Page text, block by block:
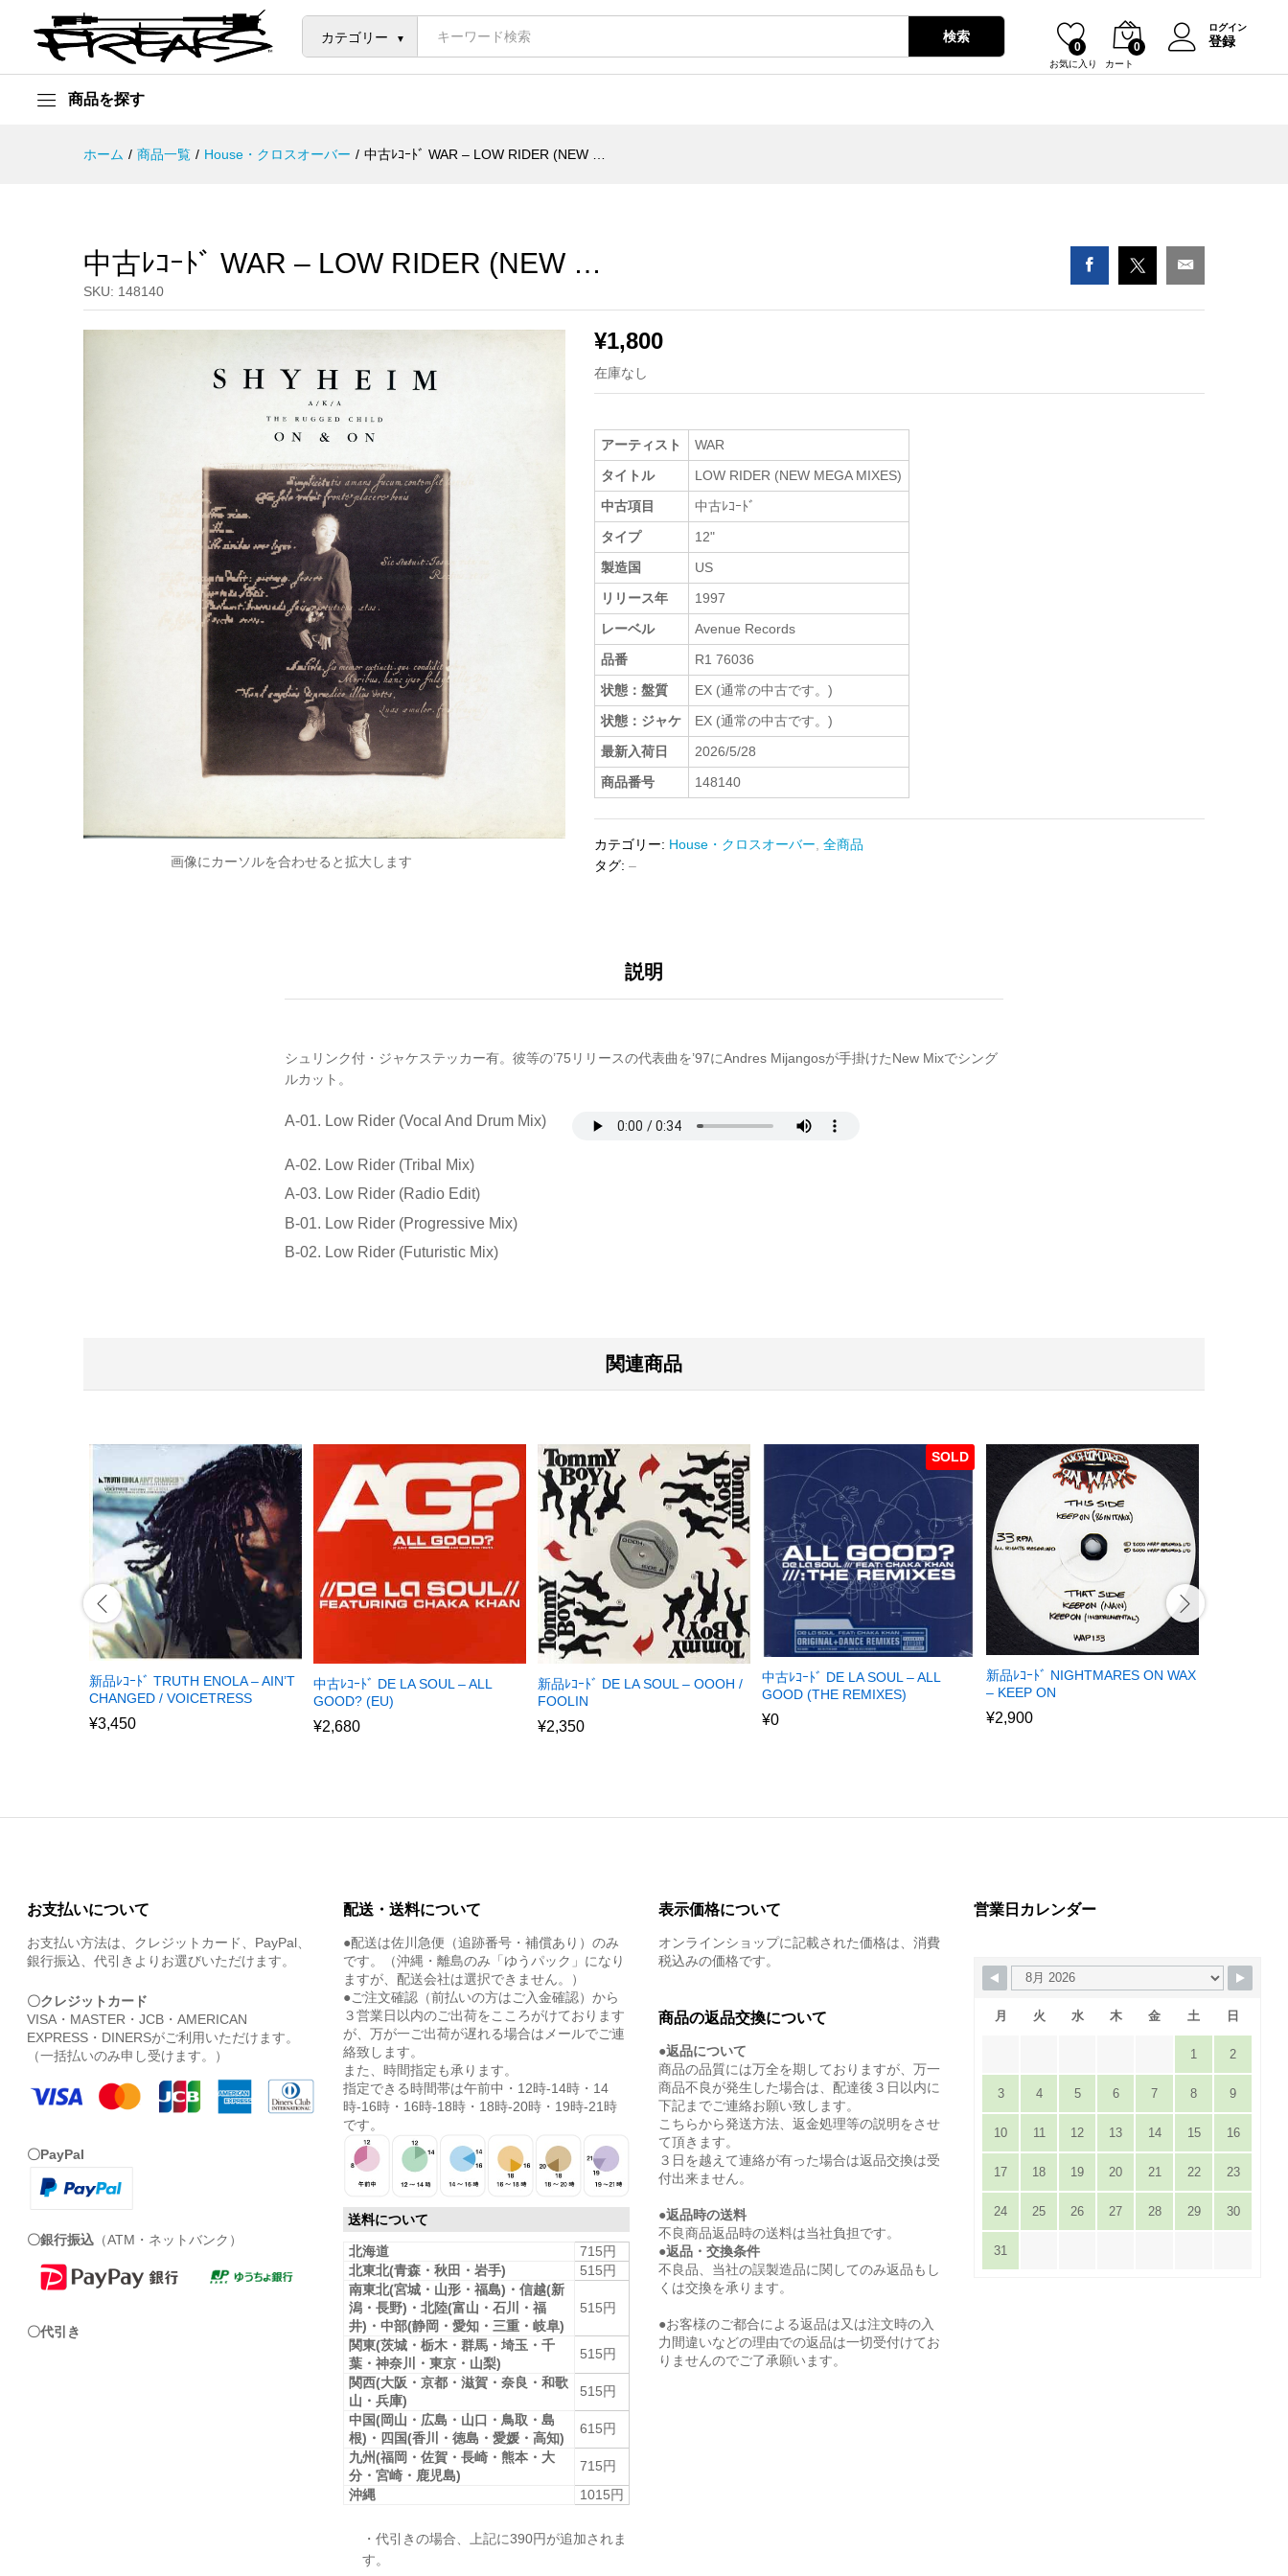
カテゴリー 検索
お気に入り
0
カート
0
ログイン
登録
商品を探す
ホーム / 商品一覧 / House・クロスオーバー / 中古ﾚｺｰﾄﾞ WAR – LOW RIDER (NEW …
中古ﾚｺｰﾄﾞ WAR – LOW RIDER (NEW …
SKU: 148140
画像にカーソルを合わせると拡大します
¥1,800
在庫なし
アーティスト
WAR
タイトル
LOW RIDER (NEW MEGA MIXES)
中古項目
中古ﾚｺｰﾄﾞ
タイプ
12"
製造国
US
リリース年
1997
レーベル
Avenue Records
品番
R1 76036
状態：盤質
EX (通常の中古です。)
状態：ジャケ
EX (通常の中古です。)
最新入荷日
2026/5/28
商品番号
148140
カテゴリー: House・クロスオーバー ,全商品
タグ:–
説明
シュリンク付・ジャケステッカー有。彼等の’75リリースの代表曲を’97にAndres Mijangosが手掛けたNew Mixでシング
ルカット。
A-01. Low Rider (Vocal And Drum Mix)
A-02. Low Rider (Tribal Mix)
A-03. Low Rider (Radio Edit)
B-01. Low Rider (Progressive Mix)
B-02. Low Rider (Futuristic Mix)
関連商品
新品ﾚｺｰﾄﾞ TRUTH ENOLA – AIN’T
CHANGED / VOICETRESS
¥3,450
中古ﾚｺｰﾄﾞ DE LA SOUL – ALL
GOOD? (EU)
¥2,680
新品ﾚｺｰﾄﾞ DE LA SOUL – OOOH /
FOOLIN
¥2,350
SOLD
中古ﾚｺｰﾄﾞ DE LA SOUL – ALL
GOOD (THE REMIXES)
¥0
新品ﾚｺｰﾄﾞ NIGHTMARES ON WAX
– KEEP ON
¥2,900
お支払いについて
お支払い方法は、クレジットカード、PayPal、
銀行振込、代引きよりお選びいただけます。
〇クレジットカード
VISA・MASTER・JCB・AMERICAN
EXPRESS・DINERSがご利用いただけます。
（一括払いのみ申し受けます。）
〇PayPal
〇銀行振込 （ATM・ネットバンク）
〇代引き
配送・送料について
●配送は佐川急便（追跡番号・補償あり）のみ
です。（沖縄・離島のみ「ゆうパック」になり
ますが、配送会社は選択できません。）
●ご注文確認（前払いの方はご入金確認）から
３営業日以内のご出荷をこころがけております
が、万が一ご出荷が遅れる場合はメールでご連
絡致します。
また、時間指定も承ります。
指定できる時間帯は午前中・12時-14時・14
時-16時・16時-18時・18時-20時・19時-21時
です。
送料について
北海道
715円
北東北(青森・秋田・岩手)
515円
南東北(宮城・山形・福島)・信越(新
潟・長野)・北陸(富山・石川・福
井)・中部(静岡・愛知・三重・岐阜)
515円
関東(茨城・栃木・群馬・埼玉・千
葉・神奈川・東京・山梨)
515円
関西(大阪・京都・滋賀・奈良・和歌
山・兵庫)
515円
中国(岡山・広島・山口・鳥取・島
根)・四国(香川・徳島・愛媛・高知)
615円
九州(福岡・佐賀・長崎・熊本・大
分・宮崎・鹿児島)
715円
沖縄
1015円
・代引きの場合、上記に390円が追加されま
す。
表示価格について
オンラインショップに記載された価格は、消費
税込みの価格です。
商品の返品交換について
●返品について
商品の品質には万全を期しておりますが、万一
商品不良が発生した場合は、配達後３日以内に
下記までご連絡お願い致します。
こちらから発送方法、返金処理等の説明をさせ
て頂きます。
３日を越えて連絡が有った場合は返品交換は受
付出来ません。
●返品時の送料
不良商品返品時の送料は当社負担です。
●返品・交換条件
不良品、当社の誤製造品に関してのみ返品もし
くは交換を承ります。
●お客様のご都合による返品は又は注文時の入
力間違いなどの理由での返品は一切受付けてお
りませんのでご了承願います。
営業日カレンダー
月 火 水 木 金 土 日
1 2
3 4 5 6 7 8 9
10 11 12 13 14 15 16
17 18 19 20 21 22 23
24 25 26 27 28 29 30
31
中古ﾚｺｰﾄﾞ WAR – LOW RIDER (NEW …
説明